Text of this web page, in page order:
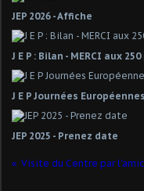
JEP 2026 - Affiche
J E P : Bilan - MERCI aux
J E P Journées
JEP 2025 - Prenez date